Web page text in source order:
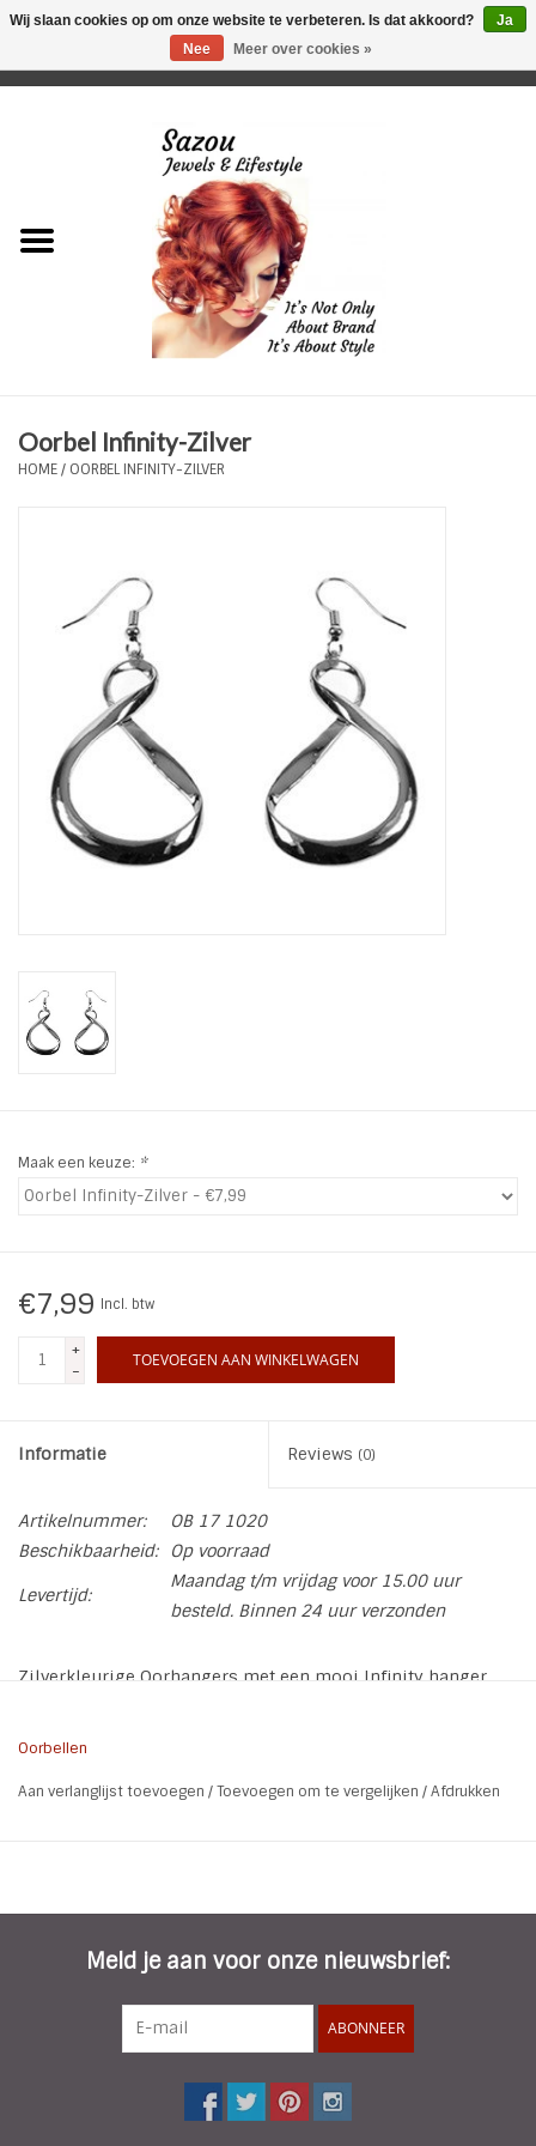
Just for Him
Plus Size Sieraden
Tassen en meer
Haaraccesoires
Zonnebrillen
Fashion
ON THE BEACH
Ohlala Jewels
LIFESTYLE PRODUCTEN
SALE
Oorbel Infinity-Zilver
HOME/ OORBEL INFINITY-ZILVER
Maak een keuze: *
€7,99 Incl. btw
+
-
TOEVOEGEN AAN WINKELWAGEN
Informatie Reviews (0)
Artikelnummer:
OB 17 1020
Beschikbaarheid:
Op voorraad
Levertijd:
Maandag t/m vrijdag voor 15.00 uur
besteld. Binnen 24 uur verzonden
Zilverkleurige Oorhangers met een mooi Infinity hanger
* Materiaal: Legering - zilver plated
* Kleur: Zilver
Oorbellen
Aan verlanglijst toevoegen /Toevoegen om te vergelijken /Afdrukken
Meld je aan voor onze nieuwsbrief:
ABONNEER
Wij slaan cookies op om onze website te verbeteren. Is dat akkoord?
Ja
Nee
Meer over cookies »